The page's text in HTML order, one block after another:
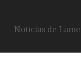
Notícias de